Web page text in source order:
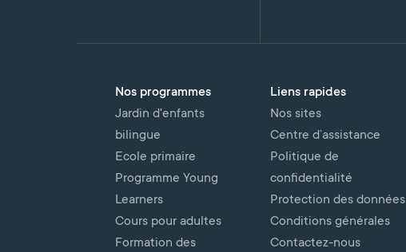
Nos programmes
Jardin d'enfants
bilingue
Ecole primaire
Programme Young
Learners
Cours pour adultes
Formation des
Liens rapides
Nos sites
Centre d’assistance
Politique de
confidentialité
Protection des données
Conditions générales
Contactez-nous